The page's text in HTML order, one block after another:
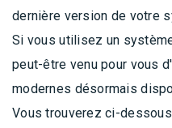
dernière version de votre
Si vous utilisez un
peut-être venu pour vous
modernes désormais
Vous trouverez ci-